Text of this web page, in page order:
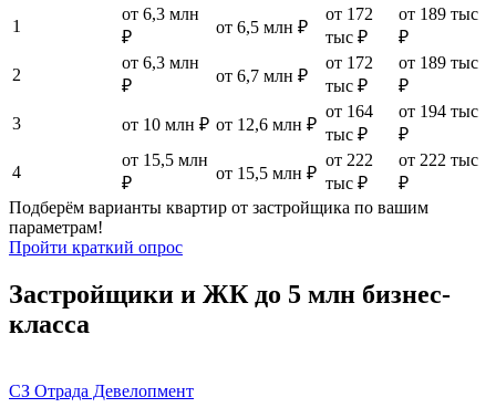
1
от 6,3 млн
₽
от 6,5 млн ₽
от 172
тыс ₽
от 189 тыс
₽
2
от 6,3 млн
₽
от 6,7 млн ₽
от 172
тыс ₽
от 189 тыс
₽
3
от 10 млн ₽ от 12,6 млн ₽
от 164
тыс ₽
от 194 тыс
₽
4
от 15,5 млн
₽
от 15,5 млн ₽
от 222
тыс ₽
от 222 тыс
₽
Подберём варианты квартир от застройщика по вашим
параметрам!
Пройти краткий опрос
Застройщики и ЖК до 5 млн бизнес-
класса
СЗ Отрада Девелопмент